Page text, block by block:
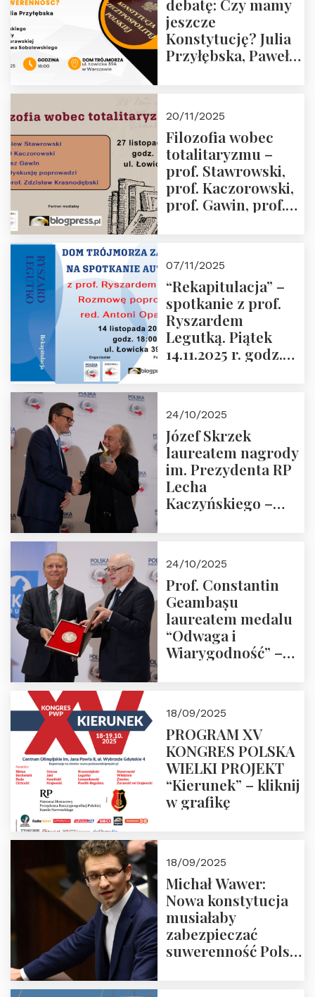
debatę: Czy mamy
jeszcze
Konstytucję? Julia
Przyłębska, Paweł
Przemysław
Sobolewski – 4
grudnia 2025 r.
godz. 18:00.
20/11/2025
Filozofia wobec
totalitaryzmu –
prof. Stawrowski,
prof. Kaczorowski,
prof. Gawin, prof.
07/11/2025
“Rekapitulacja” –
spotkanie z prof.
Ryszardem
Legutką. Piątek
14.11.2025 r. godz.
24/10/2025
Józef Skrzek
laureatem nagrody
im. Prezydenta RP
Lecha
Kaczyńskiego –
24/10/2025
Prof. Constantin
Geambașu
laureatem medalu
“Odwaga i
Wiarygodność” –
18/09/2025
PROGRAM XV
KONGRES POLSKA
WIELKI PROJEKT
“Kierunek” – kliknij
w grafikę
18/09/2025
Michał Wawer:
Nowa konstytucja
musiałaby
zabezpieczać
suwerenność Polski